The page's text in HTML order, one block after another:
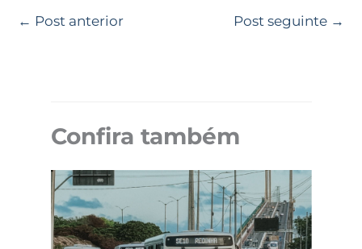
← Post anterior Post seguinte →
Confira também